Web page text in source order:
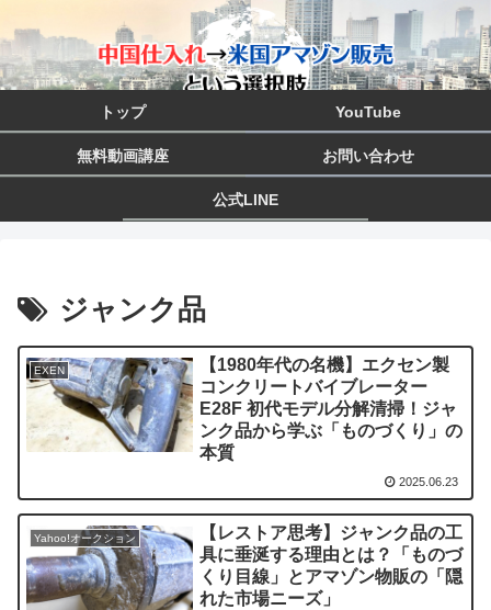
トップ YouTube
無料動画講座 お問い合わせ
公式LINE
ジャンク品
EXEN
【1980年代の名機】エクセン製
コンクリートバイブレーター
E28F 初代モデル分解清掃！ジャ
ンク品から学ぶ「ものづくり」の
本質
2025.06.23
Yahoo!オークション
【レストア思考】ジャンク品の工
具に垂涎する理由とは？「ものづ
くり目線」とアマゾン物販の「隠
れた市場ニーズ」